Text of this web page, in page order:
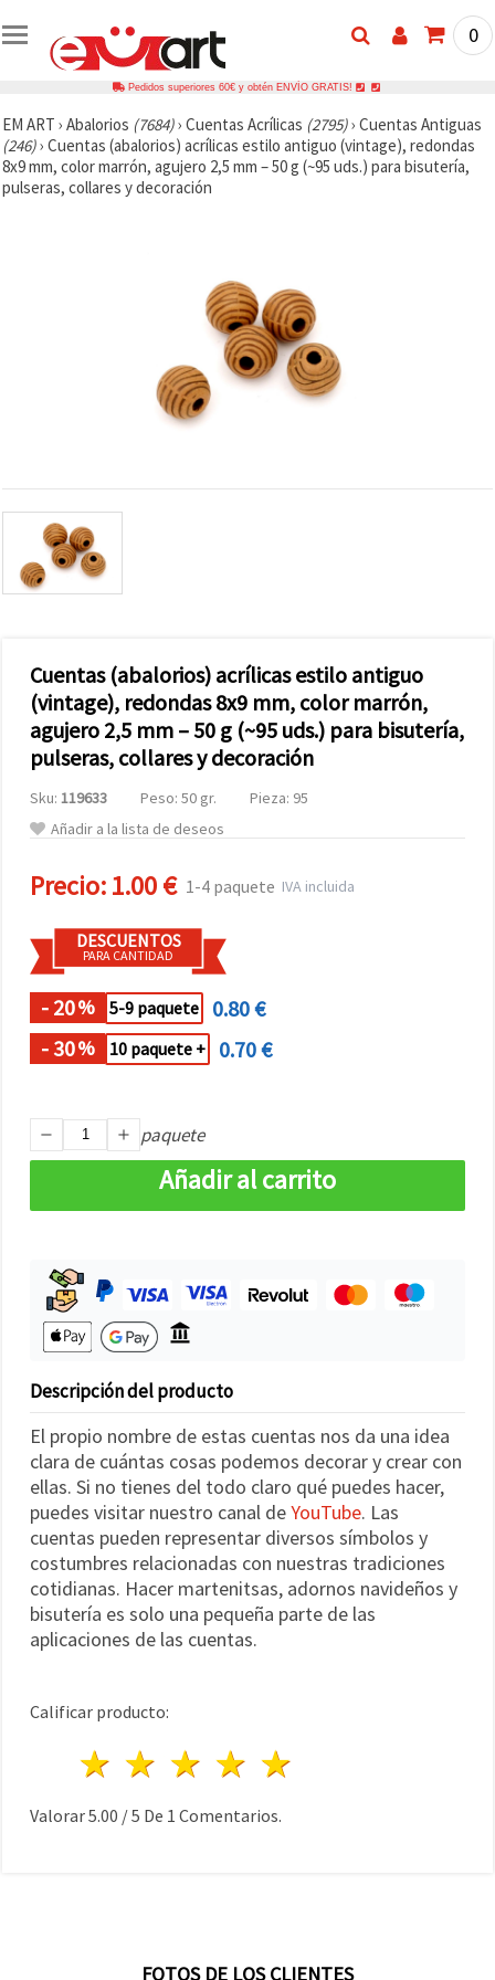
0
Pedidos superiores 60€ y obtén ENVÍO GRATIS!
EM ART › Abalorios (7684)› Cuentas Acrílicas (2795)› Cuentas Antiguas
(246)› Cuentas (abalorios) acrílicas estilo antiguo (vintage), redondas
8x9 mm, color marrón, agujero 2,5 mm – 50 g (~95 uds.) para bisutería,
pulseras, collares y decoración
Cuentas (abalorios) acrílicas estilo antiguo
(vintage), redondas 8x9 mm, color marrón,
agujero 2,5 mm – 50 g (~95 uds.) para bisutería,
pulseras, collares y decoración
Sku: 119633 Peso: 50 gr.
Pieza: 95
Añadir a la lista de deseos
Precio:1.00 € 1-4 paquete IVA incluida
DESCUENTOS
PARA CANTIDAD
- 20% 5-9 paquete
0.80 €
- 30% 10 paquete + 0.70 €
paquete
Añadir al carrito
Descripción del producto
El propio nombre de estas cuentas nos da una idea
clara de cuántas cosas podemos decorar y crear con
ellas. Si no tienes del todo claro qué puedes hacer,
puedes visitar nuestro canal deYouTube. Las
cuentas pueden representar diversos símbolos y
costumbres relacionadas con nuestras tradiciones
cotidianas. Hacer martenitsas, adornos navideños y
bisutería es solo una pequeña parte de las
aplicaciones de las cuentas.
Calificar producto:
4 estrellas
3 estrellas
2 estrellas
1 estrella
Valorar5.00 /5 De 1 Comentarios.
FOTOS DE LOS CLIENTES